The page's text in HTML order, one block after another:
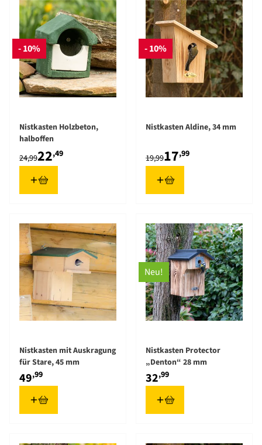
- 10%
Nistkasten Holzbeton,
halboffen
22,49
24,99
- 10%
Nistkasten Aldine, 34 mm
17,99
19,99
Nistkasten mit Auskragung
für Stare, 45 mm
49,99
Neu!
Nistkasten Protector
„Denton“ 28 mm
32,99